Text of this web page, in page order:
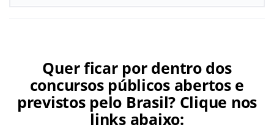
Quer ficar por dentro dos
concursos públicos abertos e
previstos pelo Brasil? Clique nos
links abaixo: